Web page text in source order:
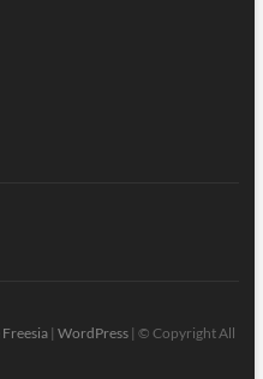
| WordPress| © Copyright All